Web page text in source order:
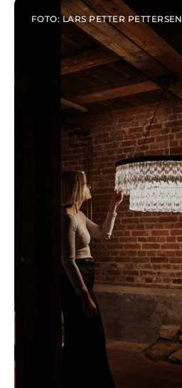
FOTO: LARS PETTER PETTERSEN